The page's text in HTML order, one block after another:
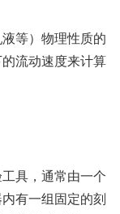
等）物理性质的
流动速度来计算
具，通常由一个
有一组固定的刻